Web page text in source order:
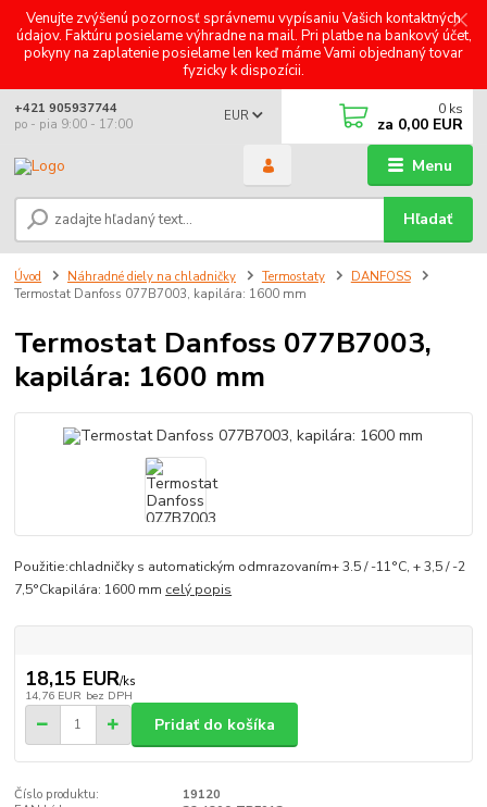
Venujte zvýšenú pozornosť správnemu vypísaniu Vašich kontaktných
údajov. Faktúru posielame výhradne na mail. Pri platbe na bankový účet,
pokyny na zaplatenie posielame len keď máme Vami objednaný tovar
fyzicky k dispozícii.
Menu
EUR
Hľadať
+421 905937744
po - pia 9:00 - 17:00
0 ks
za 0,00 EUR
Úvod Náhradné diely na chladničky Termostaty
DANFOSS
Termostat Danfoss 077B7003, kapilára: 1600 mm
Termostat Danfoss 077B7003,
kapilára: 1600 mm
Použitie:chladničky s automatickým odmrazovaním+ 3.5 / -11°C, + 3,5 / -2
7,5°Ckapilára: 1600 mm celý popis
18,15 EUR/ks
14,76 EUR bez DPH
Pridať do košíka
Číslo produktu:
19120